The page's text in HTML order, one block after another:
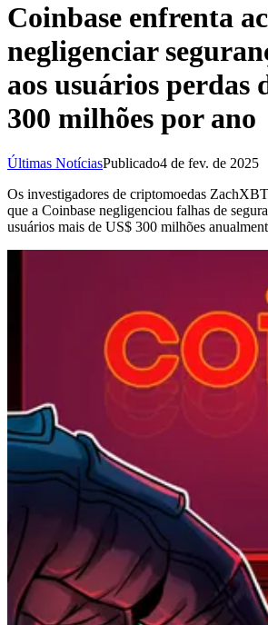
Coinbase enfrenta
negligenciar
aos usuários perdas
300 milhões por ano
Últimas NotíciasPublicado4 de fev. de 2025
Os investigadores de criptomoedas
que a Coinbase negligenciou falhas de
usuários mais de US$ 300 milhões